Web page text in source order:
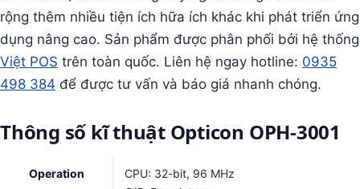
rộng thêm nhiều tiện ích hữa ích khác khi phát triển ứng
dụng nâng cao. Sản phẩm được phân phối bởi hệ thống
Việt POS trên toàn quốc. Liên hệ ngay hotline: 0935
498 384 để được tư vấn và báo giá nhanh chóng.
Thông số kĩ thuật Opticon OPH-3001
Operation
CPU: 32-bit, 96 MHz